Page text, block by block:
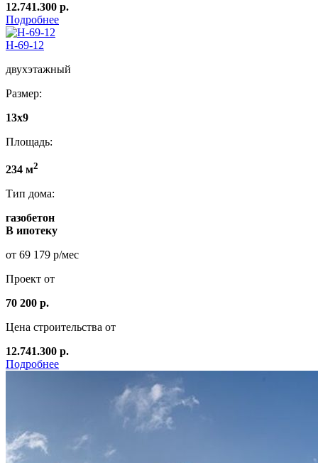
12.741.300 р.
Подробнее
Н-69-12
двухэтажный
Размер:
13x9
Площадь:
234 м2
Тип дома:
газобетон
В ипотеку
от 69 179 р/мес
Проект от
70 200 р.
Цена строительства от
12.741.300 р.
Подробнее